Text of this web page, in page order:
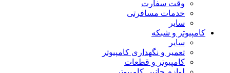
وقت سفارت
خدمات مسافرتی
سایر
کامپیوتر و شبکه
سایر
تعمیر و نگهداری کامپیوتر
کامپیوتر و قطعات